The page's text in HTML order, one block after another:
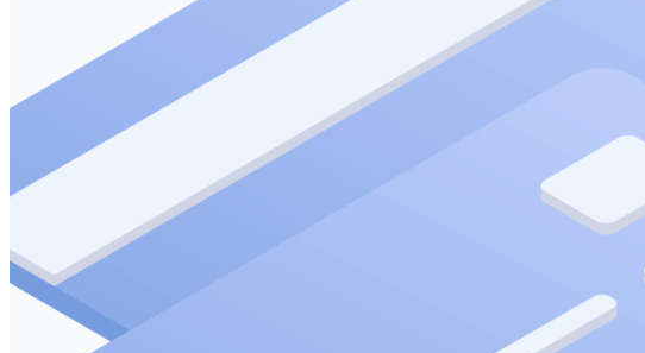
Eventos Editoriales